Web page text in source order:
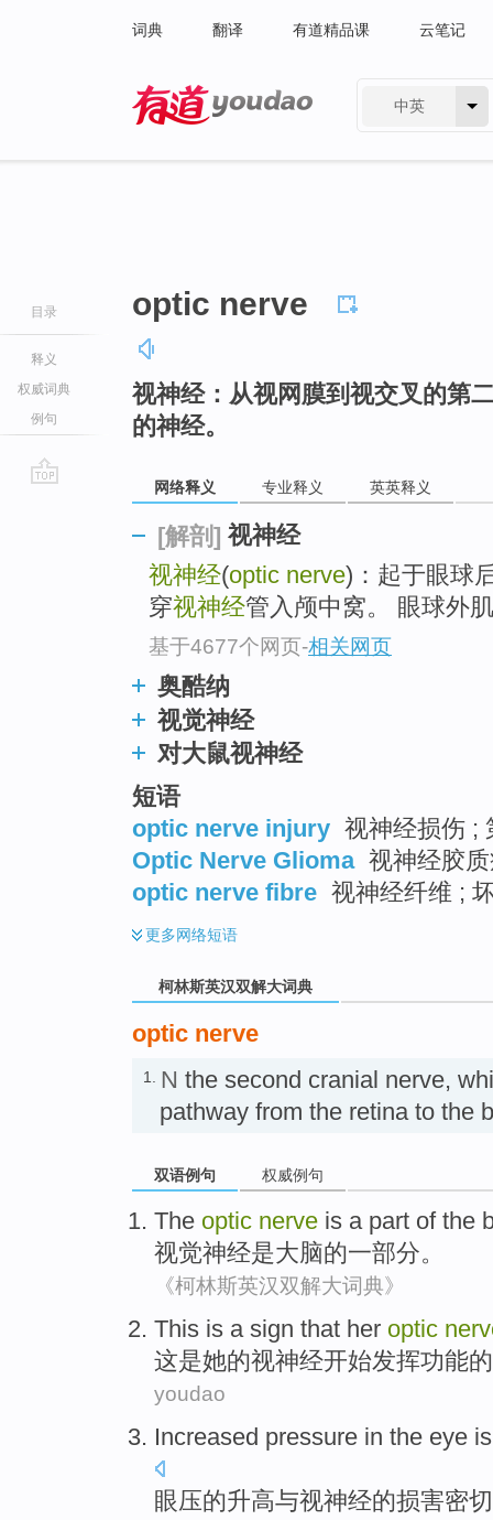
词典 翻译 有道精品课 云笔记
中英
目录
释义
权威词典
例句
optic nerve
视神经：从视网膜到视交叉的第
的神经。
网络释义 专业释义 英英释义
[解剖] 视神经
视神经(optic nerve)：起于眼球
穿视神经管入颅中窝。 眼球外
基于4677个网页-相关网页
奥酷纳
视觉神经
对大鼠视神经
短语
optic nerve injury 视神经损伤 ;
Optic Nerve Glioma 视神经胶
optic nerve fibre 视神经纤维 ;
更多网络短语
柯林斯英汉双解大词典
optic nerve
1. N the second cranial nerve,
pathway from the retina to the
双语例句 权威例句
The optic nerve is a part of the
视觉神经是大脑的一部分。
《柯林斯英汉双解大词典》
This is a sign that her optic
这是她的视神经开始发挥功能的
youdao
Increased pressure in the eye
眼压的升高与视神经的损害密切